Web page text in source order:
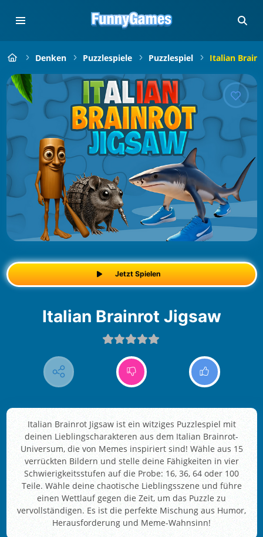
Denken Puzzlespiele Puzzlespiel Italian
Jetzt Spielen
Italian Brainrot Jigsaw
Italian Brainrot Jigsaw ist ein witziges Puzzlespiel mit
deinen Lieblingscharakteren aus dem Italian Brainrot-
Universum, die von Memes inspiriert sind! Wähle aus 15
verrückten Bildern und stelle deine Fähigkeiten in vier
Schwierigkeitsstufen auf die Probe: 16, 36, 64 oder 100
Teile. Wähle deine chaotische Lieblingsszene und führe
einen Wettlauf gegen die Zeit, um das Puzzle zu
vervollständigen. Es ist die perfekte Mischung aus Humor,
Herausforderung und Meme-Wahnsinn!